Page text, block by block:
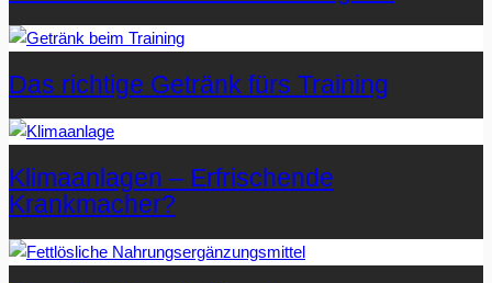
Das richtige Getränk fürs Training
Klimaanlagen – Erfrischende
Krankmacher?